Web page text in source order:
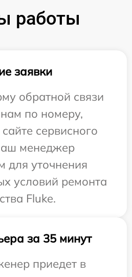
работы
заявки
обратной связи
по номеру,
сервисного
менеджер
для уточнения
условий ремонта
Fluke.
за 35 минут
приедет в